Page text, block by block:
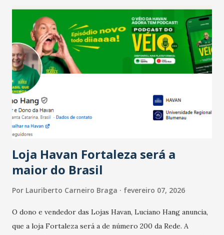
confraternizações de fim de ano e pelo pagamento do 13º
Salário para um número maior de trabalhadores, já que o
país tem a menor taxa de desemprego dos anos recentes.
Ainda segundo a Pesquisa, em novembro de 2025, 40% dos
bares e restaurantes operaram com lucro e outros 40%
registraram equilíbrio financeiro. Já o percentual de
estabelecimentos no prejuízo ficou em 19%, pouco abaixo
do observado no mês anterior. Outros 1% não existiam em
novembro. Em relação a outubro, o faturamento também
Loja Havan Fortaleza será a
maior do Brasil
Por Lauriberto Carneiro Braga fevereiro 07, 2026
O dono e vendedor das Lojas Havan, Luciano Hang anuncia,
que a loja Fortaleza será a de número 200 da Rede. A